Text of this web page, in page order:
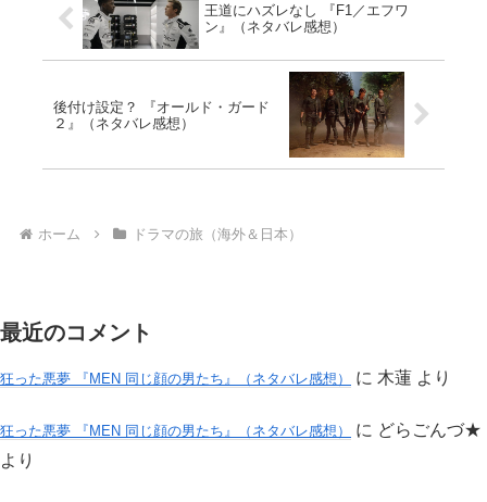
王道にハズレなし 『F1／エフワ
ン』（ネタバレ感想）
後付け設定？ 『オールド・ガード
２』（ネタバレ感想）
ホーム ドラマの旅（海外＆日本）
最近のコメント
狂った悪夢 『MEN 同じ顔の男たち』（ネタバレ感想） に 木蓮 より
狂った悪夢 『MEN 同じ顔の男たち』（ネタバレ感想） に どらごんづ★
より